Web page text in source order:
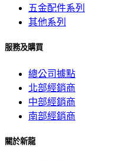
五金配件系列
其他系列
服務及購買
總公司據點
北部經銷商
中部經銷商
南部經銷商
關於新龍